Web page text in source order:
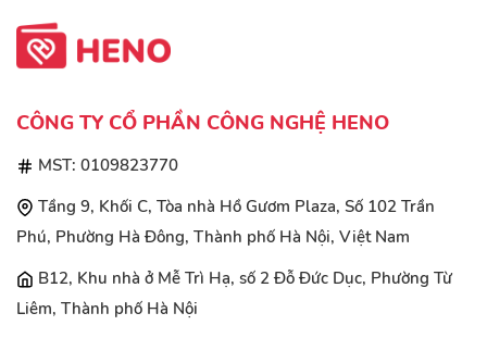
CÔNG TY CỔ PHẦN CÔNG NGHỆ HENO
MST: 0109823770
Tầng 9, Khối C, Tòa nhà Hồ Gươm Plaza, Số 102 Trần
Phú, Phường Hà Đông, Thành phố Hà Nội, Việt Nam
B12, Khu nhà ở Mễ Trì Hạ, số 2 Đỗ Đức Dục, Phường Từ
Liêm, Thành phố Hà Nội